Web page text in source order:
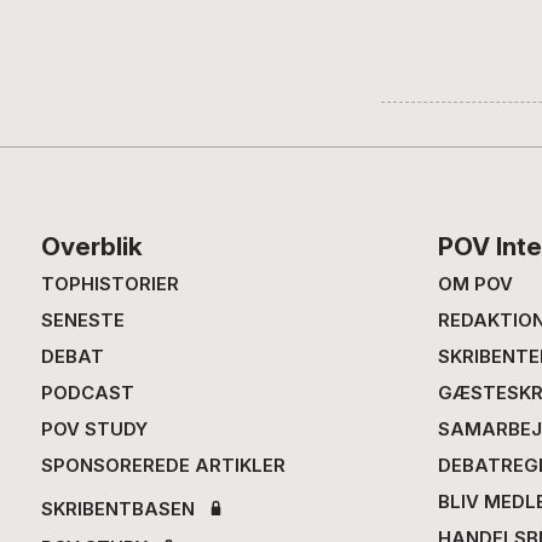
Footer
Overblik
TOPHISTORIER
SENESTE
DEBAT
PODCAST
POV STUDY
SPONSOREREDE ARTIKLER
SKRIBENTBASEN
POV
OM POV
BLIV